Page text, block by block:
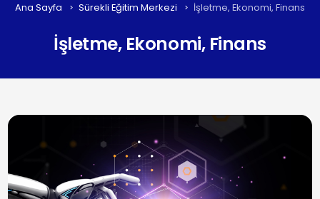
Ana Sayfa Sürekli Eğitim Merkezi İşletme, Ekonomi, Finans
İşletme, Ekonomi, Finans